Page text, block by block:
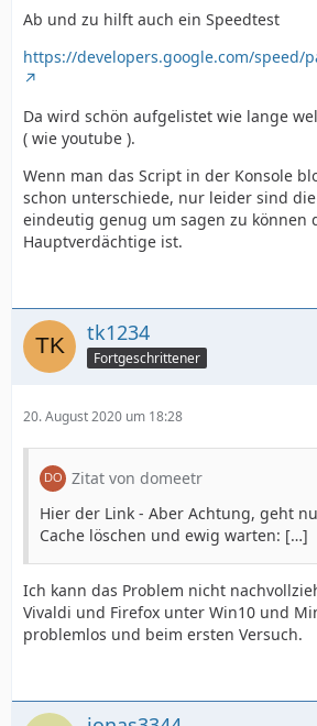
Ab und zu hilft auch ein Speedtest
https://developers.google.com/speed/
Da wird schön aufgelistet wie lange
( wie youtube ).
Wenn man das Script in der Konsole
schon unterschiede, nur leider sind
eindeutig genug um sagen zu können
Hauptverdächtige ist.
tk1234
Fortgeschrittener
20. August 2020 um 18:28
Zitat von domeetr
Hier der Link - Aber Achtung, geht
Cache löschen und ewig warten: […]
Ich kann das Problem nicht
Vivaldi und Firefox unter Win10 und
problemlos und beim ersten Versuch.